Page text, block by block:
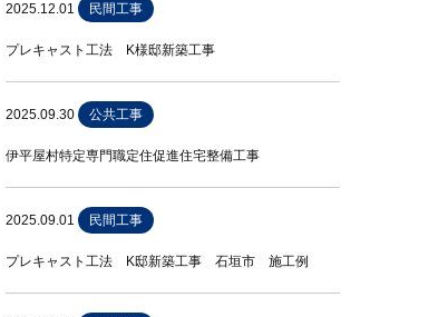
2025.12.01 民間工事
プレキャスト工法 K様邸新築工事
2025.09.30 公共工事
伊平屋村特定専門職定住促進住宅整備工事
2025.09.01 民間工事
プレキャスト工法 K邸新築工事 石垣市 施工例